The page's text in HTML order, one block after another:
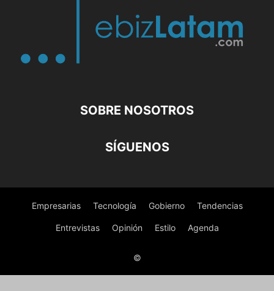
SOBRE NOSOTROS
SÍGUENOS
Empresarias Tecnología Gobierno Tendencias
Entrevistas Opinión Estilo Agenda
©